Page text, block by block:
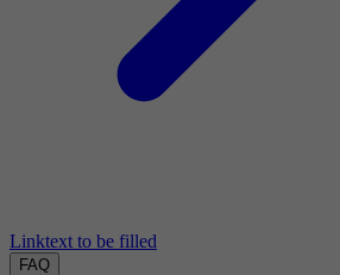
Linktext to be filled
FAQ